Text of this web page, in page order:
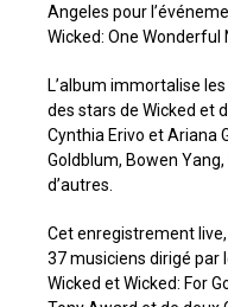
Angeles pour
Wicked: One Wonderful
L’album immortalise
des stars de Wicked et
Cynthia Erivo et Ariana
Goldblum, Bowen
d’autres.
Cet enregistrement
37 musiciens dirigé par
Wicked et Wicked: For